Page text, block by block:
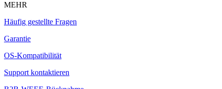
MEHR
Häufig gestellte Fragen
Garantie
OS-Kompatibilität
Support kontaktieren